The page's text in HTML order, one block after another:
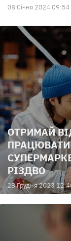
08 Сiчня 2024 09:54
ОТРИМАЙ
РІЗДВО
28 Грудня 2023